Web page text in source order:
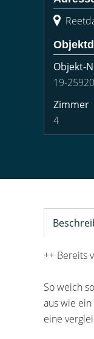
Objekt-
19-
Zimmer
4
++ Bereits
So weich
aus wie
eine